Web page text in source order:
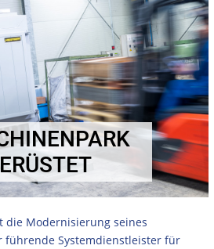
die Modernisierung seines
führende Systemdienstleister für